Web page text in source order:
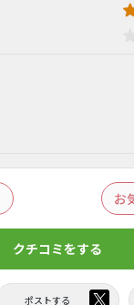
お
クチコミをする
ポストする